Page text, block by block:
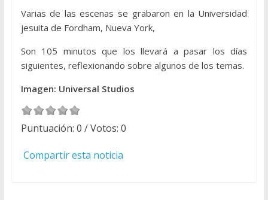
Varias de las escenas se grabaron en la Universidad
jesuita de Fordham, Nueva York,
Son 105 minutos que los llevará a pasar los días
siguientes, reflexionando sobre algunos de los temas.
Imagen: Universal Studios
Puntuación: 0 / Votos: 0
Compartir esta noticia